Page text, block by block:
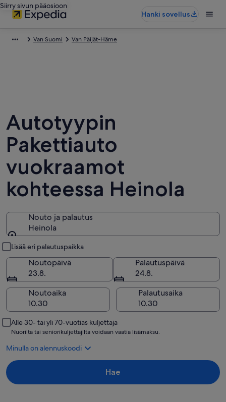
Siirry sivun pääosioon
Hanki sovellus
Van Suomi Van Päijät-Häme
Autotyypin
Pakettiauto
vuokraamot
kohteessa Heinola
Nouto ja palautus
Heinola
Lisää eri palautuspaikka
Noutopäivä
23.8.
Palautuspäivä
24.8.
Noutoaika
Palautusaika
Alle 30- tai yli 70-vuotias kuljettaja
Nuorilta tai seniorikuljettajilta voidaan vaatia lisämaksu.
Minulla on alennuskoodi
Hae